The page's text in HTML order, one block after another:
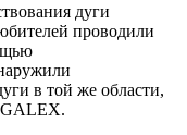
дуги
проводили
в той же области,
GALEX.